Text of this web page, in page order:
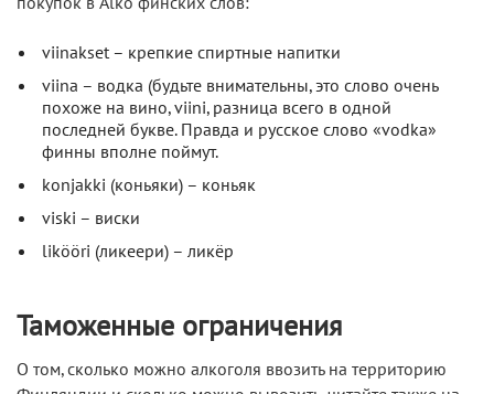
viinakset – крепкие спиртные напитки
viina – водка (будьте внимательны, это слово очень
похоже на вино, viini, разница всего в одной
последней букве. Правда и русское слово «vodka»
финны вполне поймут.
konjakki (коньяки) – коньяк
viski – виски
likööri (ликеери) – ликёр
Таможенные ограничения
О том, сколько можно алкоголя ввозить на территорию